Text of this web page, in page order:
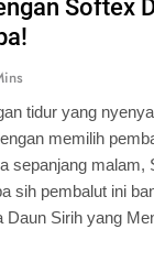
Softex
tidur yang
memilih
sepanjang malam,
sih pembalut ini
Sirih yang